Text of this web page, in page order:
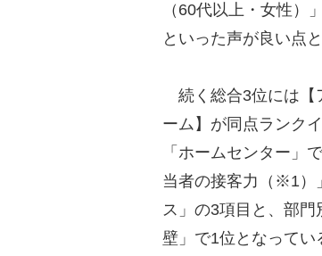
（60代以上・女性）」
といった声が良い点
続く総合3位には【
ーム】が同点ランク
「ホームセンター」
当者の接客力（※1）
ス」の3項目と、部
壁」で1位となってい